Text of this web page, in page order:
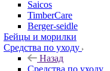
Saicos
TimberCare
Berger-seidle
Бейцы и морилки
Средства по уходу
Назад
Средства по уходу